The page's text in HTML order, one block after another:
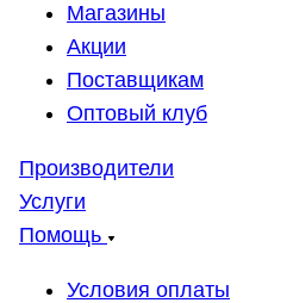
Магазины
Акции
Поставщикам
Оптовый клуб
Производители
Услуги
Помощь
Условия оплаты